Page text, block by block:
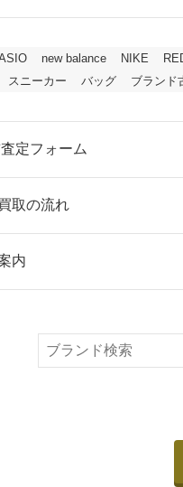
new balance NIKE
スニーカー バッグ ブランド
定フォーム
取の流れ
お申込み
または梱包材不要の「集
箱に売りたいお品をつめ
内